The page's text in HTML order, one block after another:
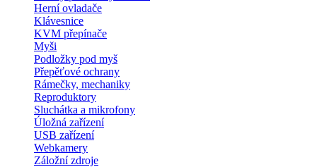
Herní ovladače
Klávesnice
KVM přepínače
Myši
Podložky pod myš
Přepěťové ochrany
Rámečky, mechaniky
Reproduktory
Sluchátka a mikrofony
Úložná zařízení
USB zařízení
Webkamery
Záložní zdroje